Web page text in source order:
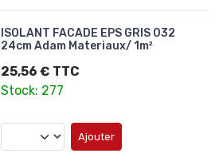
ISOLANT FACADE EPS GRIS 032
24cm Adam Materiaux/ 1m²
25,56 € TTC
Stock: 277
Ajouter